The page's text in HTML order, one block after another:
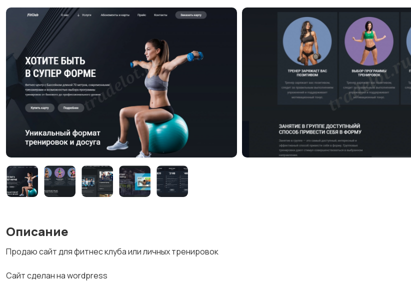
Описание
Продаю сайт для фитнес клуба или личных тренировок
Сайт сделан на wordpress